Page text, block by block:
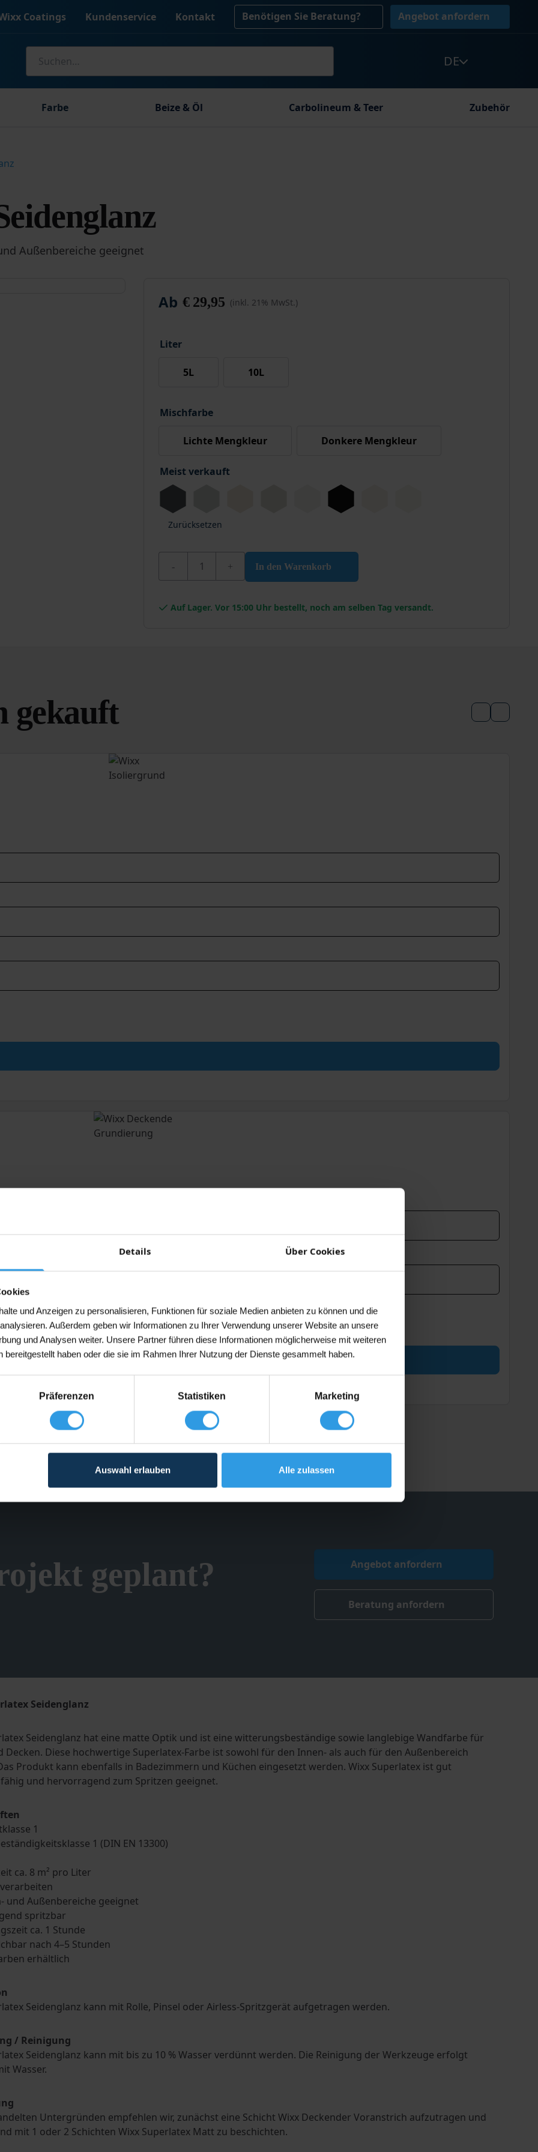
Details Über Cookies
und Anzeigen zu personalisieren, Funktionen für soziale Medien anbieten zu können und die
Außerdem geben wir Informationen zu Ihrer Verwendung unserer Website an unsere
und Analysen weiter. Unsere Partner führen diese Informationen möglicherweise mit weiteren
bereitgestellt haben oder die sie im Rahmen Ihrer Nutzung der Dienste gesammelt haben.
Präferenzen Statistiken Marketing
Auswahl erlauben Alle zulassen
Coatings Kundenservice Kontakt Benötigen Sie Beratung? Angebot anfordern
nach:
DE
Farbe Beize & Öl Carbolineum & Teer Zubehör
Außenbereiche geeignet
Ab €29,95 (inkl. 21% MwSt.)
Liter
5L 10L
Mischfarbe
Lichte Mengkleur Donkere Mengkleur
Meist verkauft
Zurücksetzen
Wixx Superlatex Seidenglanz Menge
In den Warenkorb
Auf Lager. Vor 15:00 Uhr bestellt, noch am selben Tag versandt.
gekauft
geplant? Angebot anfordern
Beratung anfordern
Seidenglanz
Seidenglanz hat eine matte Optik und ist eine witterungsbeständige sowie langlebige Wandfarbe für
Decken. Diese hochwertige Superlatex-Farbe ist sowohl für den Innen- als auch für den Außenbereich
Produkt kann ebenfalls in Badezimmern und Küchen eingesetzt werden. Wixx Superlatex ist gut
und hervorragend zum Spritzen geeignet.
1
1 (DIN EN 13300)
ca. 8 m² pro Liter
und Außenbereiche geeignet
spritzbar
ca. 1 Stunde
nach 4–5 Stunden
erhältlich
Seidenglanz kann mit Rolle, Pinsel oder Airless-Spritzgerät aufgetragen werden.
/ Reinigung
Seidenglanz kann mit bis zu 10 % Wasser verdünnt werden. Die Reinigung der Werkzeuge erfolgt
Wasser.
Untergründen empfehlen wir, zunächst eine Schicht Wixx Deckender Voranstrich aufzutragen und
mit 1 oder 2 Schichten Wixx Superlatex Matt zu beschichten.